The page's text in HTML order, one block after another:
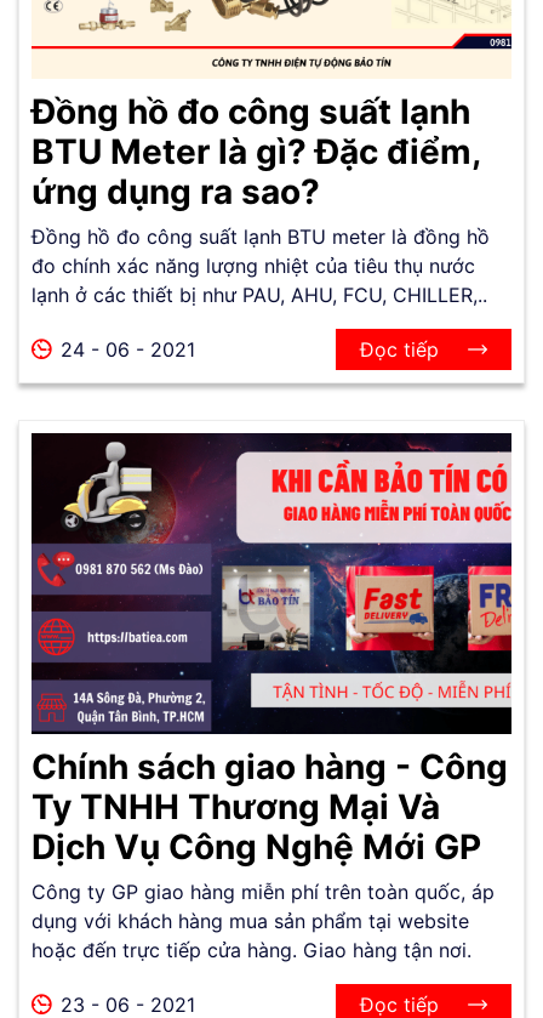
Đồng hồ đo công suất lạnh
BTU Meter là gì? Đặc điểm,
ứng dụng ra sao?
Đồng hồ đo công suất lạnh BTU meter là đồng hồ
đo chính xác năng lượng nhiệt của tiêu thụ nước
lạnh ở các thiết bị như PAU, AHU, FCU, CHILLER,..
24 - 06 - 2021 Đọc tiếp
Chính sách giao hàng - Công
Ty TNHH Thương Mại Và
Dịch Vụ Công Nghệ Mới GP
Công ty GP giao hàng miễn phí trên toàn quốc, áp
dụng với khách hàng mua sản phẩm tại website
hoặc đến trực tiếp cửa hàng. Giao hàng tận nơi.
23 - 06 - 2021 Đọc tiếp